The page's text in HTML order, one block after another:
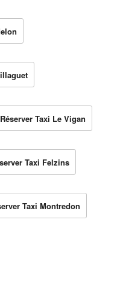
Réserver Taxi Le Vigan
Taxi Felzins
Taxi Montredon